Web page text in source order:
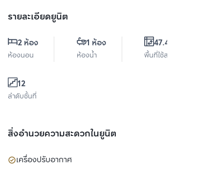
รายละเอียดยูนิต
2 ห้อง
ห้องนอน
1 ห้อง
ห้องน้ำ
47.44 ตร.ม.
พื้นที่ใช้สอย
12
ลำดับชั้นที่
สิ่งอำนวยความสะดวกในยูนิต
เครื่องปรับอากาศ